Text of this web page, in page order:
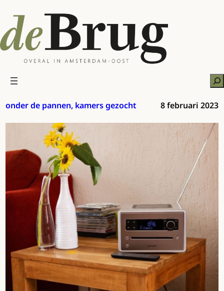
naar
de
inhoud
onder de pannen, kamers gezocht 8 februari 2023